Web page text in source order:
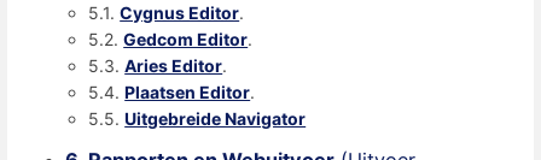
5.1.Cygnus Editor.
5.2.Gedcom Editor.
5.3.Aries Editor.
5.4.Plaatsen Editor.
5.5.Uitgebreide Navigator